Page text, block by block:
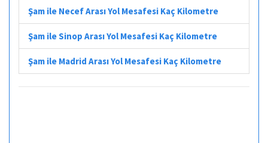
Şam ile Necef Arası Yol Mesafesi Kaç Kilometre
Şam ile Sinop Arası Yol Mesafesi Kaç Kilometre
Şam ile Madrid Arası Yol Mesafesi Kaç Kilometre